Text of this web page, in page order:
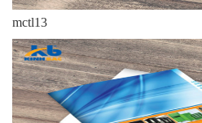
mctl13